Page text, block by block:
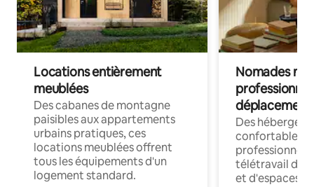
Locations entièrement
meublées
Des cabanes de montagne
paisibles aux appartements
urbains pratiques, ces
locations meublées offrent
tous les équipements d'un
logement standard.
Nomades
déplacement
Des
confortables
professionnels
télétravail
et d'espaces